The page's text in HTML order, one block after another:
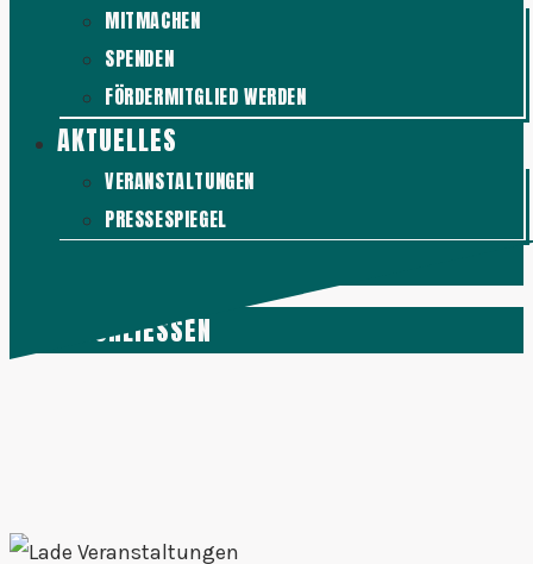
MITMACHEN
SPENDEN
FÖRDERMITGLIED WERDEN
AKTUELLES
VERANSTALTUNGEN
PRESSESPIEGEL
SCHLIESSEN